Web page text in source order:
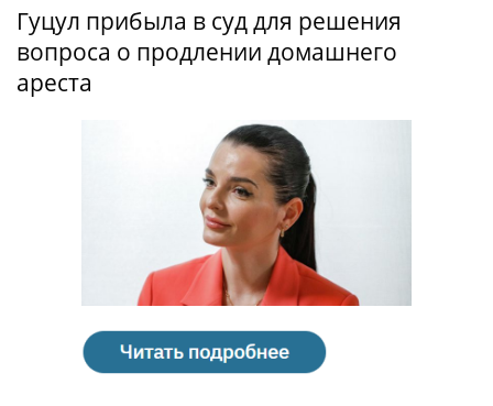
Гуцул прибыла в суд для решения
вопроса о продлении домашнего
ареста